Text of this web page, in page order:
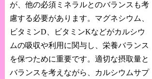
が、他の必須ミネラルとのバランスも考
慮する必要があります。マグネシウム、
ビタミンD、ビタミンKなどがカルシウ
ムの吸収や利用に関与し、栄養バランス
を保つために重要です。適切な摂取量と
バランスを考えながら、カルシウムサプ